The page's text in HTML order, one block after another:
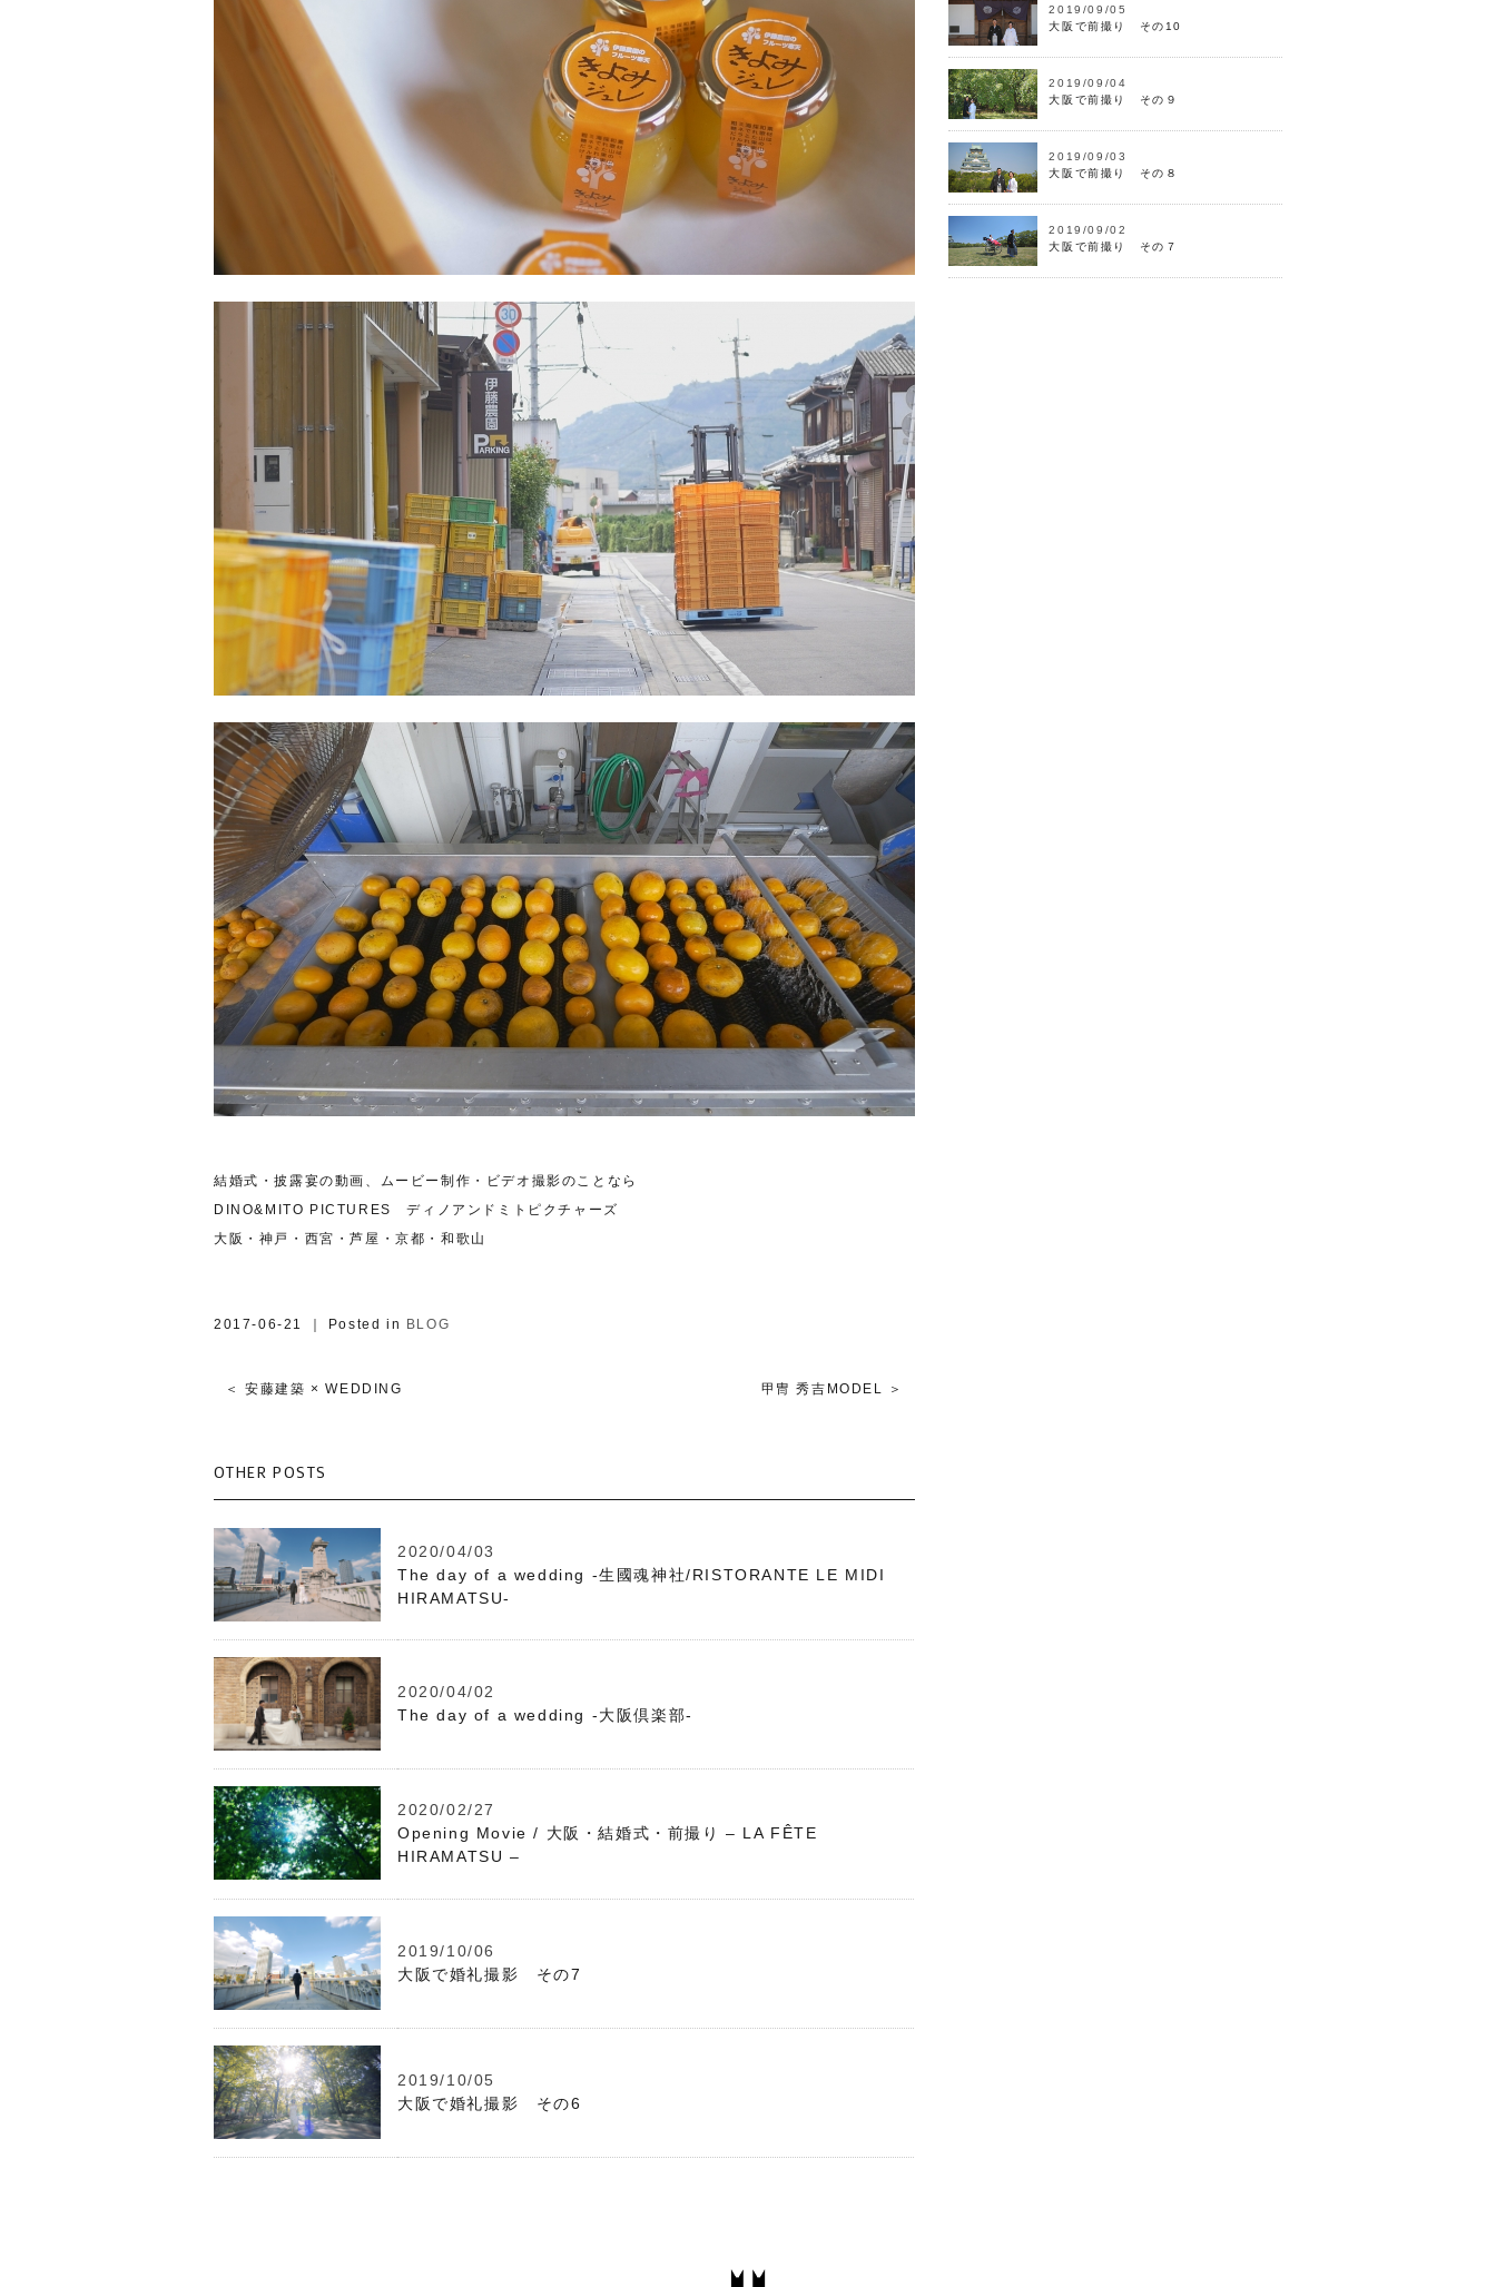
結婚式・披露宴の動画、ムービー制作・ビデオ撮影のことなら
DINO&MITO PICTURES ディノアンドミトピクチャーズ
大阪・神戸・西宮・芦屋・京都・和歌山
2017-06-21 ｜ Posted in BLOG
＜ 安藤建築 × WEDDING 甲冑 秀吉MODEL ＞
OTHER POSTS
2020/04/03
The day of a wedding -生國魂神社/RISTORANTE LE MIDI
HIRAMATSU-
2020/04/02
The day of a wedding -大阪倶楽部-
2020/02/27
Opening Movie / 大阪・結婚式・前撮り – LA FÊTE
HIRAMATSU –
2019/10/06
大阪で婚礼撮影 その7
2019/10/05
大阪で婚礼撮影 その6
2019/09/05
大阪で前撮り その10
2019/09/04
大阪で前撮り その９
2019/09/03
大阪で前撮り その８
2019/09/02
大阪で前撮り その７